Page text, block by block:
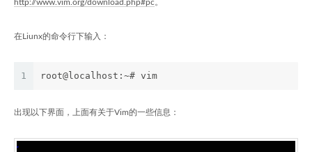
http://www.vim.org/download.php#pc 。
在Liunx的命令行下输入：
1 root@localhost:~# vim
出现以下界面，上面有关于Vim的一些信息：